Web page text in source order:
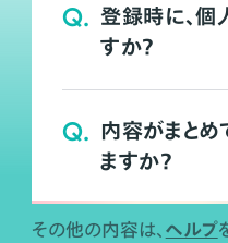
Q. 登録時に、
すか？
Q. 内容がまとめ
ますか？
その他の内容は、 ヘルプ